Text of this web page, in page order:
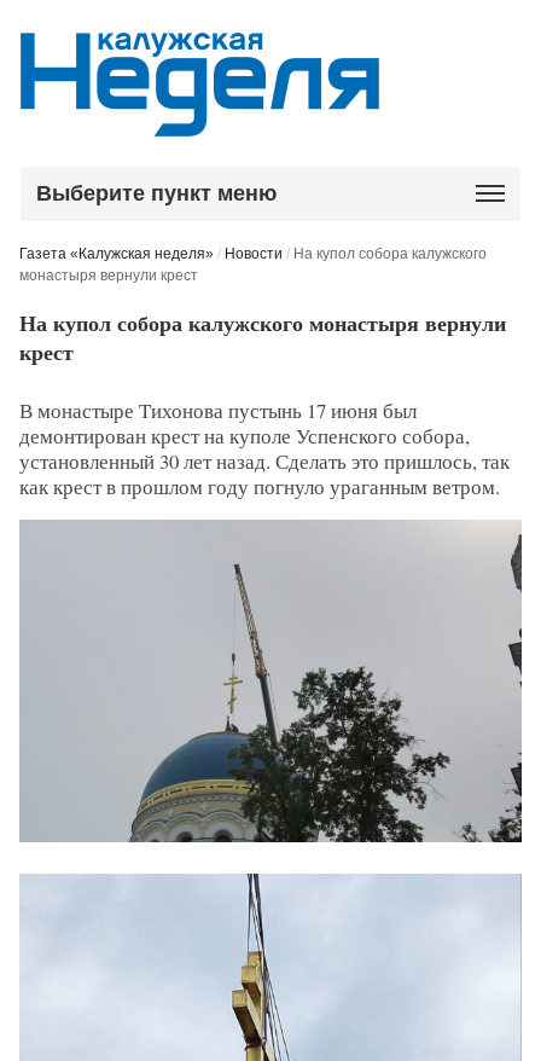
Выберите пункт меню
Газета «Калужская неделя» / Новости / На купол собора калужского
монастыря вернули крест
На купол собора калужского монастыря вернули
крест
В монастыре Тихонова пустынь 17 июня был
демонтирован крест на куполе Успенского собора,
установленный 30 лет назад. Сделать это пришлось, так
как крест в прошлом году погнуло ураганным ветром.